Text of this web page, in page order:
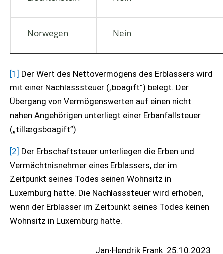
Norwegen Nein
[1] Der Wert des Nettovermögens des Erblassers wird
mit einer Nachlasssteuer („boagift”) belegt. Der
Übergang von Vermögenswerten auf einen nicht
nahen Angehörigen unterliegt einer Erbanfallsteuer
(„tillægsboagift”)
[2] Der Erbschaftsteuer unterliegen die Erben und
Vermächtnisnehmer eines Erblassers, der im
Zeitpunkt seines Todes seinen Wohnsitz in
Luxemburg hatte. Die Nachlasssteuer wird erhoben,
wenn der Erblasser im Zeitpunkt seines Todes keinen
Wohnsitz in Luxemburg hatte.
Jan-Hendrik Frank 25.10.2023